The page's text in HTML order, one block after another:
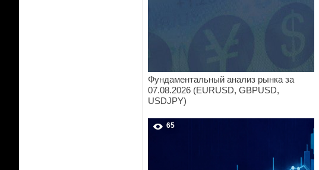
Фундаментальный анализ рынка за
07.08.2026 (EURUSD, GBPUSD,
USDJPY)
65